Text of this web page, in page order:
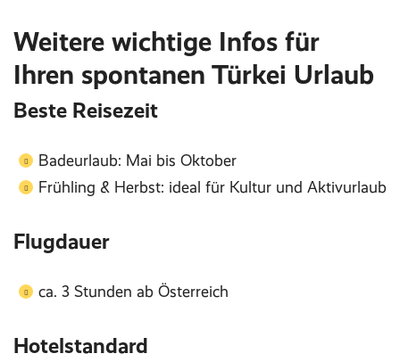
Weitere wichtige Infos für
Ihren spontanen Türkei Urlaub
Beste Reisezeit
Badeurlaub: Mai bis Oktober
Frühling & Herbst: ideal für Kultur und Aktivurlaub
Flugdauer
ca. 3 Stunden ab Österreich
Hotelstandard